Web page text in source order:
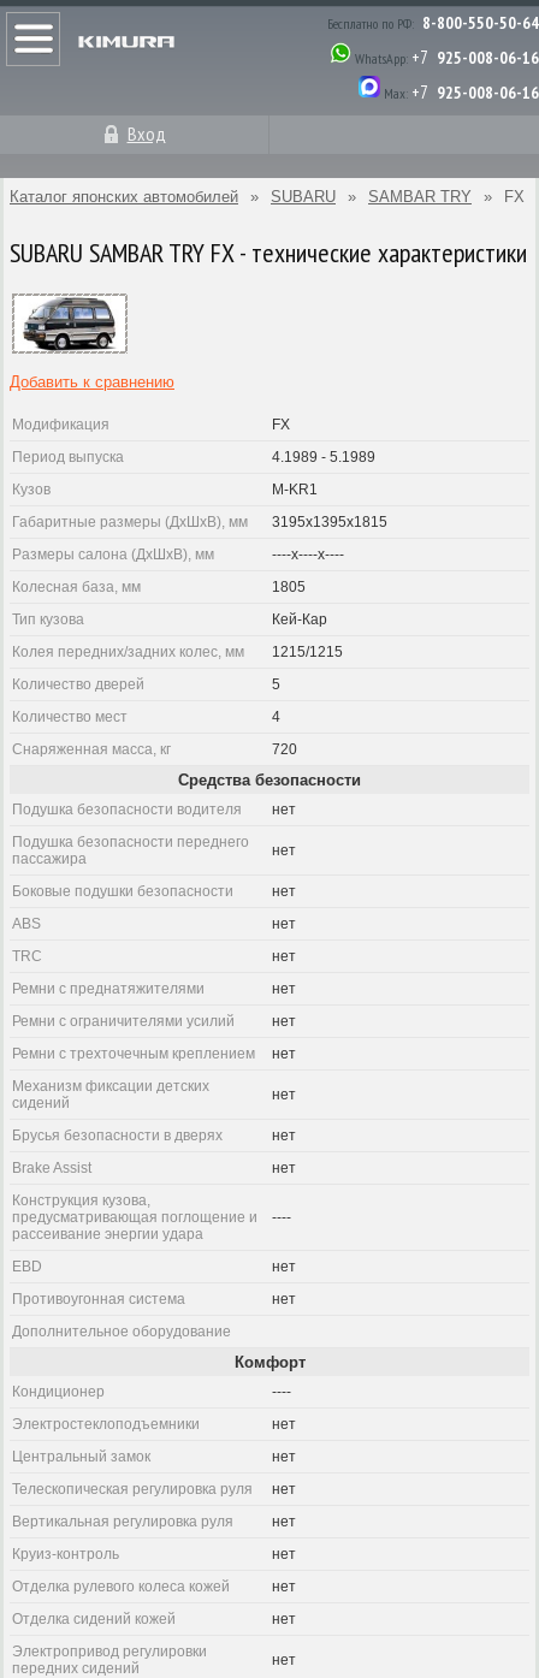
Бесплатно по РФ: 8-800-550-50-64
WhatsApp: +7 925-008-06-16
Max: +7 925-008-06-16
Вход
Каталог японских автомобилей » SUBARU » SAMBAR TRY » FX
SUBARU SAMBAR TRY FX - технические характеристики
Добавить к сравнению
Модификация
FX
Период выпуска
4.1989 - 5.1989
Кузов
M-KR1
Габаритные размеры (ДхШхВ), мм
3195x1395x1815
Размеры салона (ДхШхВ), мм
----x----x----
Колесная база, мм
1805
Тип кузова
Кей-Кар
Колея передних/задних колес, мм
1215/1215
Количество дверей
5
Количество мест
4
Снаряженная масса, кг
720
Средства безопасности
Подушка безопасности водителя
нет
Подушка безопасности переднего
пассажира
нет
Боковые подушки безопасности
нет
ABS
нет
TRC
нет
Ремни с преднатяжителями
нет
Ремни с ограничителями усилий
нет
Ремни с трехточечным креплением
нет
Механизм фиксации детских
сидений
нет
Брусья безопасности в дверях
нет
Brake Assist
нет
Конструкция кузова,
предусматривающая поглощение и
рассеивание энергии удара
----
EBD
нет
Противоугонная система
нет
Дополнительное оборудование
Комфорт
Кондиционер
----
Электростеклоподъемники
нет
Центральный замок
нет
Телескопическая регулировка руля
нет
Вертикальная регулировка руля
нет
Круиз-контроль
нет
Отделка рулевого колеса кожей
нет
Отделка сидений кожей
нет
Электропривод регулировки
передних сидений
нет